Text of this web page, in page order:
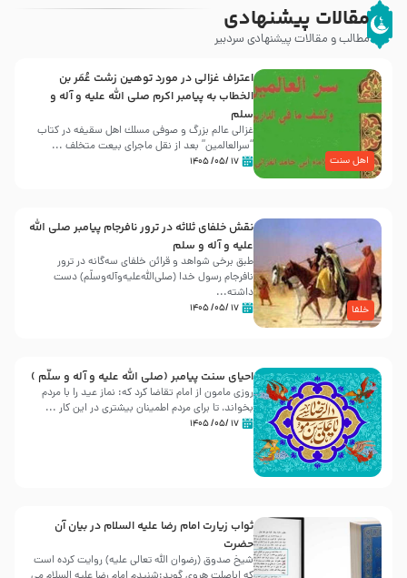
مقالات پیشنهادی
مطالب و مقالات پیشنهادی سردبیر
اهل سنت
اعتراف غزالی در مورد توهین زشت عُمَر بن
الخطاب به پیامبر اکرم صلی الله علیه و آله و
سلم
غزالی عالم بزرگ و صوفی مسلك اهل سقيفه در کتاب
“سرالعالمین” بعد از نقل ماجرای بیعت متخلف ...
۱۷ /۰۵/ ۱۴۰۵
خلفا
نقش خلفای ثلاثه در ترور نافرجام پیامبر صلی الله
علیه و آله و سلم
طبق برخی شواهد و قرائن خلفای سه‌گانه در ترور
نافرجام رسول خدا (صلی‌الله‌علیه‌و‌آله‌وسلّم) دست
داشته‌...
۱۷ /۰۵/ ۱۴۰۵
احیای سنت پیامبر (صلی الله علیه و آله و سلّم )
روزی مامون از امام تقاضا کرد که: نماز عید را با مردم
بخواند، تا برای مردم اطمینان بیشتری در این کار ...
۱۷ /۰۵/ ۱۴۰۵
ثواب زیارت امام رضا علیه السلام در بیان آن
حضرت
شیخ صدوق (رضوان الله تعالی علیه) روایت کرده است